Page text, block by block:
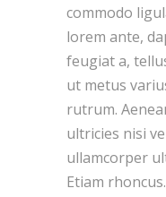
commodo
lorem ante,
feugiat a,
ut metus
rutrum.
ultricies nisi
ullamcorper
Etiam